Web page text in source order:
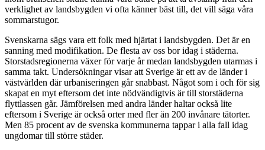
verklighet av landsbygden vi ofta känner bäst till, det vill säga våra
sommarstugor.
Svenskarna sägs vara ett folk med hjärtat i landsbygden. Det är en
sanning med modifikation. De flesta av oss bor idag i städerna.
Storstadsregionerna växer för varje år medan landsbygden utarmas i
samma takt. Undersökningar visar att Sverige är ett av de länder i
västvärlden där urbaniseringen går snabbast. Något som i och för sig
skapat en myt eftersom det inte nödvändigtvis är till storstäderna
flyttlassen går. Jämförelsen med andra länder haltar också lite
eftersom i Sverige är också orter med fler än 200 invånare tätorter.
Men 85 procent av de svenska kommunerna tappar i alla fall idag
ungdomar till större städer.